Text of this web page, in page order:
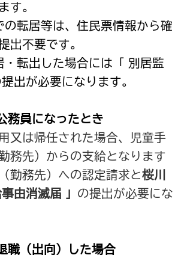
す。
転居等は、住民票情報から確
出不要です。
転出した場合には「 別居監
出が必要になります。
務員になったとき
又は帰任された場合、児童手
務先）からの支給となります
勤務先）への認定請求と桜川
由消滅届 」 の提出が必要にな
職（出向）した場合